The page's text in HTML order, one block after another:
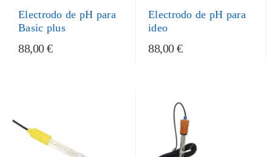
Electrodo de pH para
Basic plus
88,00 €
Electrodo de pH para
ideo
88,00 €